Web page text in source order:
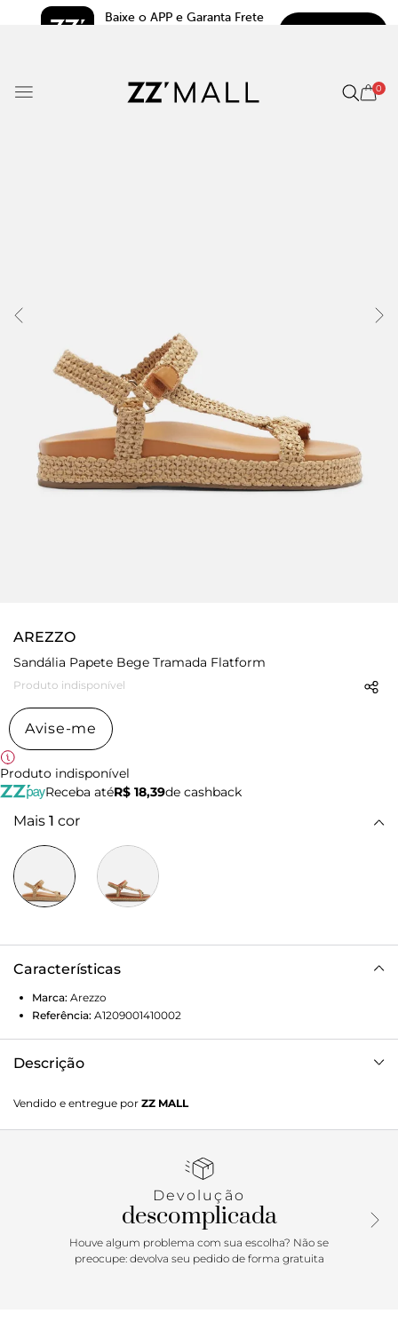
Baixe o APP e Garanta Frete
0
AREZZO
Sandália Papete Bege Tramada Flatform
Produto indisponível
Avise-me
Produto indisponível
Receba atéR$ 18,39de cashback
Mais 1 cor
Características
Marca: Arezzo
Referência: A1209001410002
Descrição
sapato tem salto rasteiro, solado flatform e base
emborrachada, com formato arredondado na ponta. Possui
Traz tiras largas sobre os dedos, nas laterais e em torno do
com velcro no tornozelo.
Vendido e entregue por ZZ MALL
Devolução
descomplicada
Houve algum problema com sua escolha? Não se
preocupe: devolva seu pedido de forma gratuita